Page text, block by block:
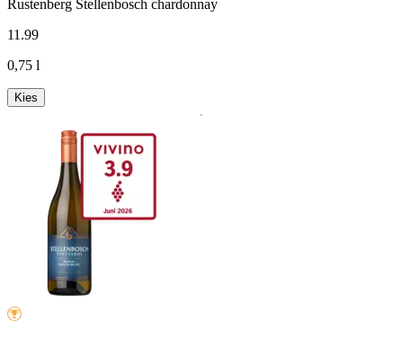
Rustenberg Stellenbosch chardonnay
11 .99
0,75 l
Kies